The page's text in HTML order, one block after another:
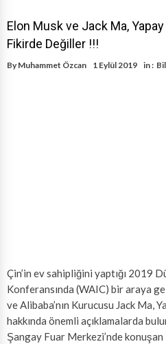
Elon Musk ve Jack Ma,
Fikirde Değiller !!!
By Muhammet Özcan 1 Eylül 2019 in :
Çin’in ev sahipliğini yaptığı 2019
Konferansında (WAIC) bir araya
ve Alibaba’nın Kurucusu Jack Ma,
hakkında önemli açıklamalarda
Şangay Fuar Merkezi’nde